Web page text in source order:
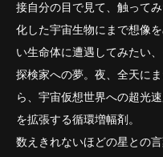
接自分の目で見て、触って
化した宇宙生物にまで想像
い生命体に遭遇してみたい
探検家への夢。夜、全天に
ら、宇宙仮想世界への超光
を拡張する循環増幅剤。
数えきれないほどの星との